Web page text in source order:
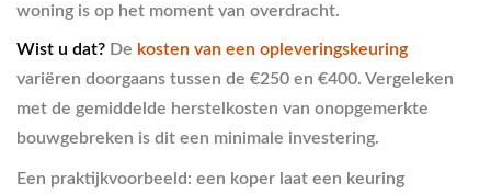
woning is op het moment van overdracht.
Wist u dat? De kosten van een opleveringskeuring
variëren doorgaans tussen de €250 en €400. Vergeleken
met de gemiddelde herstelkosten van onopgemerkte
bouwgebreken is dit een minimale investering.
Een praktijkvoorbeeld: een koper laat een keuring